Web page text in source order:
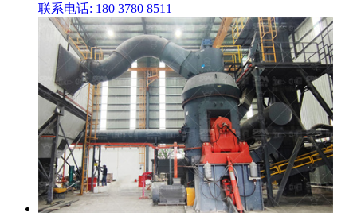
联系电话: 180 3780 8511